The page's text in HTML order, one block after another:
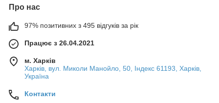
Про нас
97% позитивних з 495 відгуків за рік
Працює з 26.04.2021
м. Харків
Харків, вул. Миколи Манойло, 50, Індекс 61193, Харків,
Україна
Контакти